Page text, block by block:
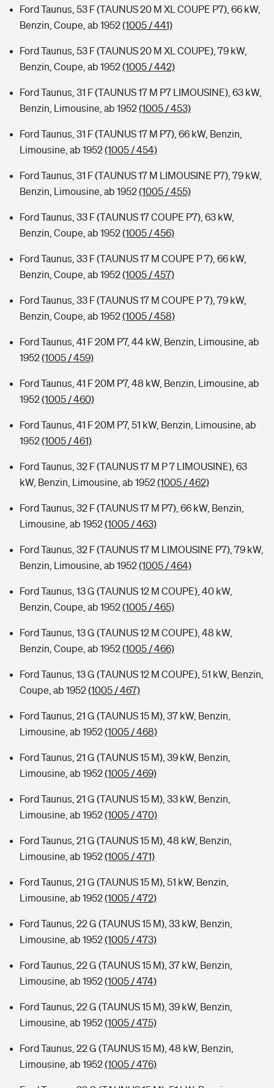
Ford Taunus, 53 F (TAUNUS 20 M XL COUPE P7), 66 kW,
Benzin, Coupe, ab 1952(1005 / 441)
Ford Taunus, 53 F (TAUNUS 20 M XL COUPE), 79 kW,
Benzin, Coupe, ab 1952(1005 / 442)
Ford Taunus, 31 F (TAUNUS 17 M P7 LIMOUSINE), 63 kW,
Benzin, Limousine, ab 1952(1005 / 453)
Ford Taunus, 31 F (TAUNUS 17 M P7), 66 kW, Benzin,
Limousine, ab 1952(1005 / 454)
Ford Taunus, 31 F (TAUNUS 17 M LIMOUSINE P7), 79 kW,
Benzin, Limousine, ab 1952(1005 / 455)
Ford Taunus, 33 F (TAUNUS 17 COUPE P7), 63 kW,
Benzin, Coupe, ab 1952(1005 / 456)
Ford Taunus, 33 F (TAUNUS 17 M COUPE P 7), 66 kW,
Benzin, Coupe, ab 1952(1005 / 457)
Ford Taunus, 33 F (TAUNUS 17 M COUPE P 7), 79 kW,
Benzin, Coupe, ab 1952(1005 / 458)
Ford Taunus, 41 F 20M P7, 44 kW, Benzin, Limousine, ab
1952(1005 / 459)
Ford Taunus, 41 F 20M P7, 48 kW, Benzin, Limousine, ab
1952(1005 / 460)
Ford Taunus, 41 F 20M P7, 51 kW, Benzin, Limousine, ab
1952(1005 / 461)
Ford Taunus, 32 F (TAUNUS 17 M P 7 LIMOUSINE), 63
kW, Benzin, Limousine, ab 1952(1005 / 462)
Ford Taunus, 32 F (TAUNUS 17 M P7), 66 kW, Benzin,
Limousine, ab 1952(1005 / 463)
Ford Taunus, 32 F (TAUNUS 17 M LIMOUSINE P7), 79 kW,
Benzin, Limousine, ab 1952(1005 / 464)
Ford Taunus, 13 G (TAUNUS 12 M COUPE), 40 kW,
Benzin, Coupe, ab 1952(1005 / 465)
Ford Taunus, 13 G (TAUNUS 12 M COUPE), 48 kW,
Benzin, Coupe, ab 1952(1005 / 466)
Ford Taunus, 13 G (TAUNUS 12 M COUPE), 51 kW, Benzin,
Coupe, ab 1952(1005 / 467)
Ford Taunus, 21 G (TAUNUS 15 M), 37 kW, Benzin,
Limousine, ab 1952(1005 / 468)
Ford Taunus, 21 G (TAUNUS 15 M), 39 kW, Benzin,
Limousine, ab 1952(1005 / 469)
Ford Taunus, 21 G (TAUNUS 15 M), 33 kW, Benzin,
Limousine, ab 1952(1005 / 470)
Ford Taunus, 21 G (TAUNUS 15 M), 48 kW, Benzin,
Limousine, ab 1952(1005 / 471)
Ford Taunus, 21 G (TAUNUS 15 M), 51 kW, Benzin,
Limousine, ab 1952(1005 / 472)
Ford Taunus, 22 G (TAUNUS 15 M), 33 kW, Benzin,
Limousine, ab 1952(1005 / 473)
Ford Taunus, 22 G (TAUNUS 15 M), 37 kW, Benzin,
Limousine, ab 1952(1005 / 474)
Ford Taunus, 22 G (TAUNUS 15 M), 39 kW, Benzin,
Limousine, ab 1952(1005 / 475)
Ford Taunus, 22 G (TAUNUS 15 M), 48 kW, Benzin,
Limousine, ab 1952(1005 / 476)